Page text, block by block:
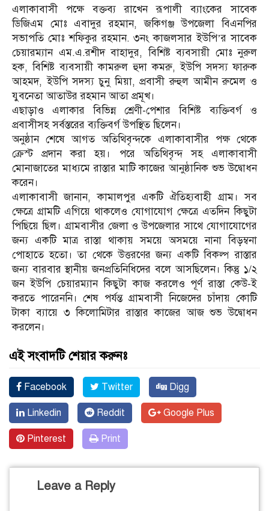
এলাকাবাসী পক্ষে বক্তব্য রাখেন রূপালী ব্যাংকের সাবেক
ডিজিএম মোঃ এবাদুর রহমান, জকিগঞ্জ উপজেলা বিএনপির
সভাপতি মোঃ শফিকুর রহমান. ৩নং কাজলসার ইউপি’র সাবেক
চেয়ারম্যান এম.এ.রশীদ বাহাদুর, বিশিষ্ট ব্যবসায়ী মোঃ নুরুল
হক, বিশিষ্ট ব্যবসায়ী কামরুল হুদা কমরু, ইউপি সদস্য ফারুক
আহমদ, ইউপি সদস্য চুনু মিয়া, প্রবাসী রুহুল আমীন রুমেল ও
যুবনেতা আতাউর রহমান আতা প্রমূখ।
এছাড়াও এলাকার বিভিন্ন শ্রেণী-পেশার বিশিষ্ট ব্যক্তিবর্গ ও
প্রবাসীসহ সর্বস্তরের ব্যক্তিবর্গ উপস্থিত ছিলেন।
অনুষ্ঠান শেষে আগত অতিথিবৃন্দকে এলাকাবাসীর পক্ষ থেকে
ক্রেস্ট প্রদান করা হয়। পরে অতিথিবৃন্দ সহ এলাকাবাসী
মোনাজাতের মাধ্যমে রাস্তার মাটি কাজের আনুষ্ঠানিক শুভ উদ্বোধন
করেন।
এলাকাবাসী জানান, কামালপুর একটি ঐতিহ্যবাহী গ্রাম। সব
ক্ষেত্রে গ্রামটি এগিয়ে থাকলেও যোগাযোগ ক্ষেত্রে এতদিন কিছুটা
পিছিয়ে ছিল। গ্রামবাসীর জেলা ও উপজেলার সাথে যোগাযোগের
জন্য একটি মাত্র রাস্তা থাকায় সময়ে অসময়ে নানা বিড়ম্বনা
পোহাতে হতো। তা থেকে উত্তরণের জন্য একটি বিকল্প রাস্তার
জন্য বারবার স্থানীয় জনপ্রতিনিধিদের বলে আসছিলেন। কিন্তু ১/২
জন ইউপি চেয়ারম্যান কিছুটা কাজ করলেও পূর্ণ রাস্তা কেউ-ই
করতে পারেননি। শেষ পর্যন্ত গ্রামবাসী নিজেদের চাঁদায় কোটি
টাকা ব্যায়ে ৩ কিলোমিটার রাস্তার কাজের আজ শুভ উদ্বোধন
করলেন।
এই সংবাদটি শেয়ার করুনঃ
Facebook Twitter Digg
Linkedin Reddit Google Plus
Pinterest Print
Leave a Reply